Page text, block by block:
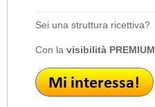
Sei una struttura ricettiva?
Con la visibilità PREMIUM